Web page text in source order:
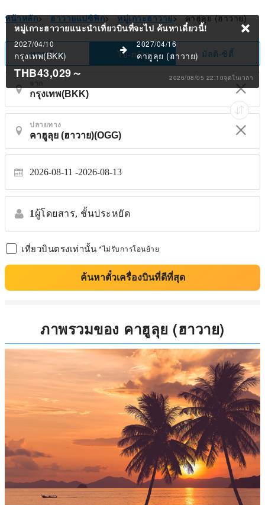
หน้าหลัก> ฮาวายแปซิฟิก> หมู่เกาะฮาวาย> คาฮูลุย (ฮาวาย)
ทางเดียว ไป-กลับ มัลติ-ซิตี้
ปลายทาง
2026-08-11 2026-08-13
1 ผู้โดยสาร, ชั้นประหยัด
เที่ยวบินตรงเท่านั้น *ไม่รับการโอนย้าย
ค้นหาตั๋วเครื่องบินที่ดีที่สุด
หมู่เกาะฮาวายแนะนำเที่ยวบินที่จะไป ค้นหาเดี๋ยวนี้!
2027/04/10
กรุงเทพ(BKK)
2027/04/16
คาฮูลุย (ฮาวาย)
THB43,029～ 2026/08/05 22:10จุดในเวลา
ภาพรวมของ คาฮูลุย (ฮาวาย)